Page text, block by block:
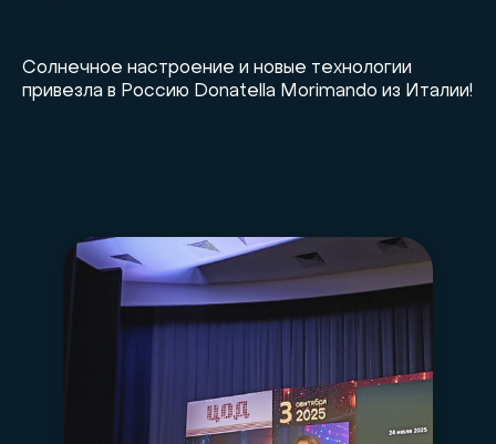
Солнечное настроение и новые технологии
привезла в Россию Donatella Morimando из Италии!